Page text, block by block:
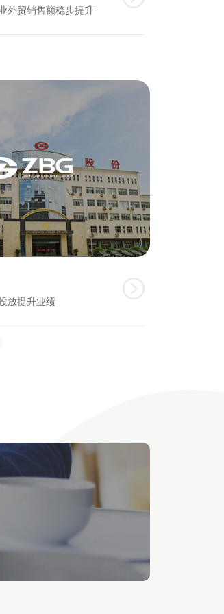
外贸销售额稳步提升
放提升业绩